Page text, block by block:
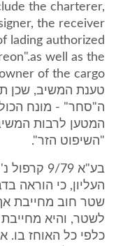
the charterer,
the receiver
lading authorized
well as the
טענת המשיב, שכן
ה"סחר" - מונח
המטען לרבות
"השיפוט הזר".
בע"א 9/
העליון, כי הוראה
שטר חוב מחייבת
לשטר, והיא
כלפי כל האוחז